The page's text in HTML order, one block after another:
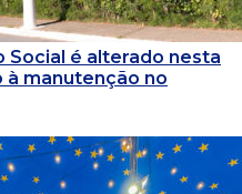
Social é alterado nesta
à manutenção no